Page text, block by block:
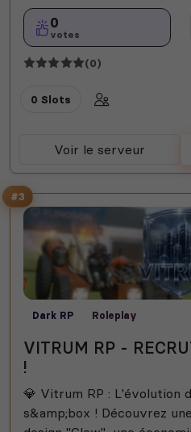
0
votes
(0)
0 Slots
Voir le serveur
#3
Dark RP Roleplay
VITRUM RP -
!
💎 Vitrum RP : L'évolution
s&amp;box ! Découvrez